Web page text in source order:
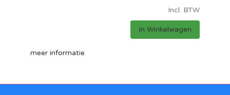
Incl. BTW
In Winkelwagen
meer informatie